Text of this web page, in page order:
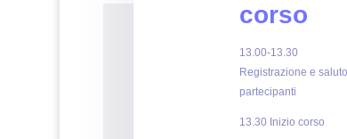
corso
13.00-13.30
Registrazione e
partecipanti
13.30 Inizio corso